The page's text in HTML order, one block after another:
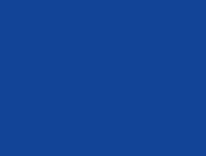
مدیران مالی نامحدود بتوانند با
افزار دائمی با قیمت مناسب تهیه
باید با سرعت بالا و کاربری ساده
شود تا در صورت نیاز ورت حساب های خود را به
کنید؛ تا باعث زمانبری بالا و
تهیه کنید…….